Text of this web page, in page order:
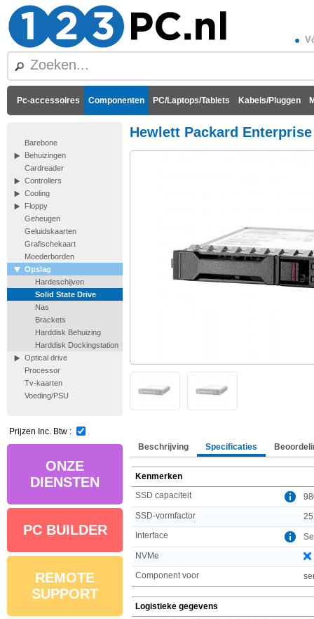
Pc-accessoires Componenten PC/Laptops/Tablets Kabels/Pluggen
Barebone
Behuizingen
Cardreader
Controllers
Cooling
Floppy
Geheugen
Geluidskaarten
Grafischekaart
Moederborden
Opslag
Hardeschijven
Solid State Drive
Nas
Brackets
Harddisk Behuizing
Harddisk Dockingstation
Optical drive
Processor
Tv-kaarten
Voeding/PSU
Prijzen Inc. Btw :
ONZE
DIENSTEN
PC BUILDER
REMOTE
SUPPORT
Hewlett Packard Enterprise
Beschrijving Specificaties
Kenmerken
SSD capaciteit
SSD-vormfactor
25
Interface
NVMe
Component voor
Logistieke gegevens